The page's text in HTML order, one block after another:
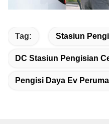
Tag: Stasiun
DC Stasiun Pengisian
Pengisi Daya Ev